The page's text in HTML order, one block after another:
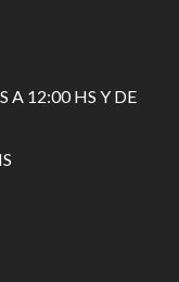
A 12:00 HS Y DE